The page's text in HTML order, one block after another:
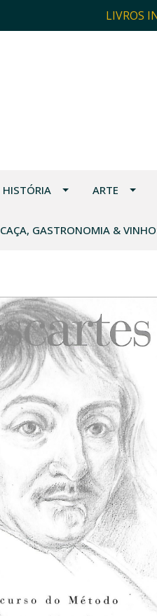
LIVROS
HISTÓRIA ARTE
CAÇA, GASTRONOMIA &